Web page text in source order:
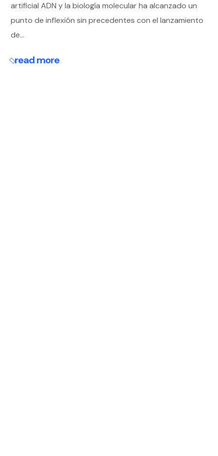
artificial ADN y la biología molecular ha alcanzado un
punto de inflexión sin precedentes con el lanzamiento
de...
read more